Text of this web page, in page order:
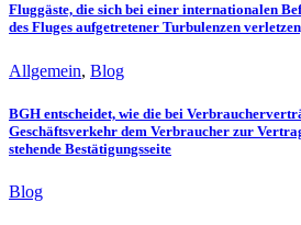
Fluggäste, die sich bei einer internationalen
des Fluges aufgetretener Turbulenzen
Allgemein, Blog
BGH entscheidet, wie die bei
Geschäftsverkehr dem Verbraucher zur
stehende Bestätigungsseite
Blog